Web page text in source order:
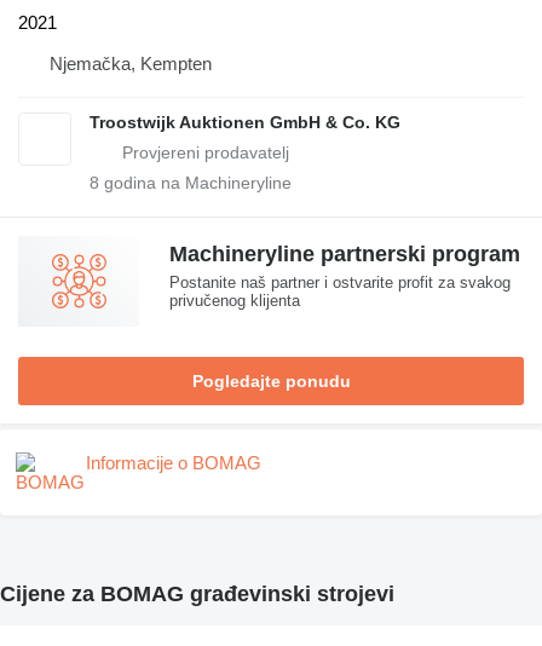
2021
Njemačka, Kempten
Troostwijk Auktionen GmbH & Co. KG
8 godina na Machineryline
Machineryline partnerski program
Postanite naš partner i ostvarite profit za svakog
privučenog klijenta
Pogledajte ponudu
Informacije o BOMAG
Cijene za BOMAG građevinski strojevi